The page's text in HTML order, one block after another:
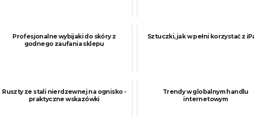
Profesjonalne wybijaki do skóry z
godnego zaufania sklepu
Sztuczki, jak w pełni korzystać z
Ruszty ze stali nierdzewnej na ognisko -
praktyczne wskazówki
Trendy w globalnym handlu
internetowym